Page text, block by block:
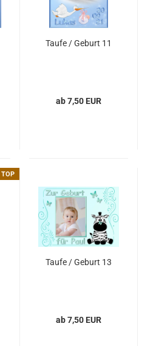
Taufe / Geburt 11
ab 7,50 EUR
TOP
Taufe / Geburt 13
ab 7,50 EUR